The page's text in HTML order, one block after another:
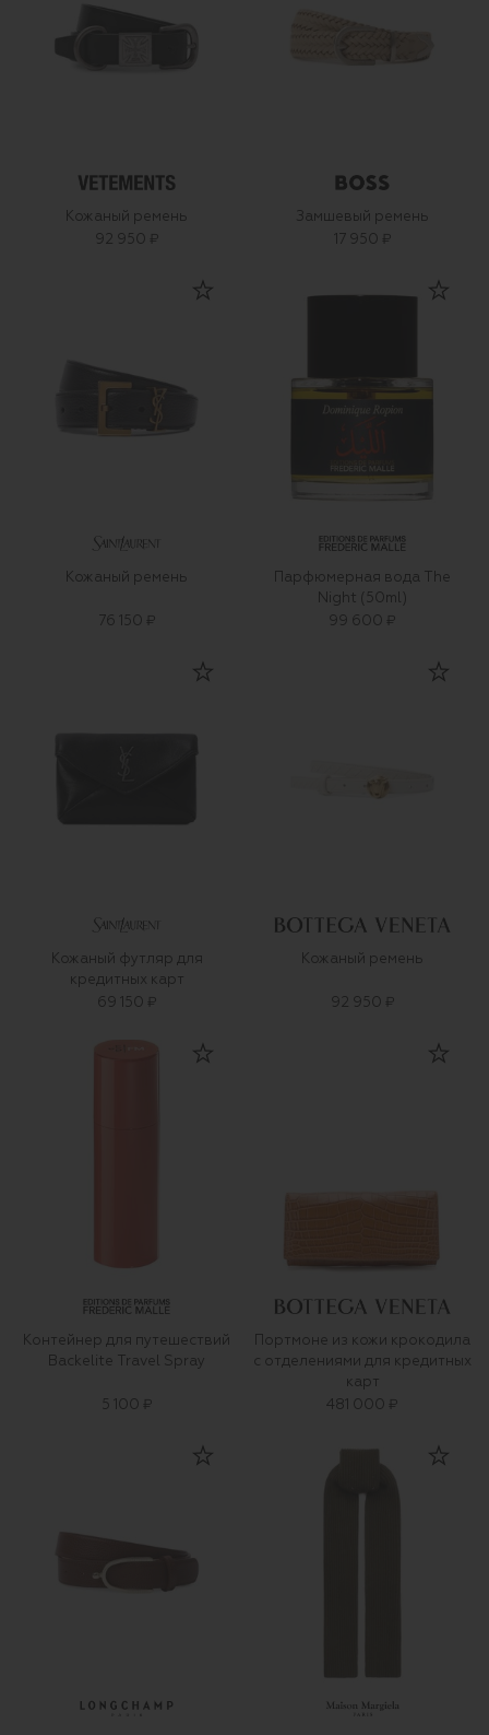
Кожаный ремень
92 950 ₽
Замшевый ремень
17 950 ₽
Кожаный ремень
76 150 ₽
Парфюмерная вода The
Night (50ml)
99 600 ₽
Кожаный футляр для
кредитных карт
69 150 ₽
Кожаный ремень
92 950 ₽
Контейнер для путешествий
Backelite Travel Spray
5 100 ₽
Портмоне из кожи крокодила
с отделениями для кредитных
карт
481 000 ₽